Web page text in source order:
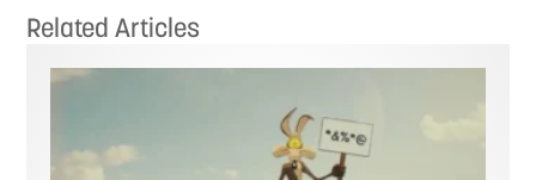
Related Articles